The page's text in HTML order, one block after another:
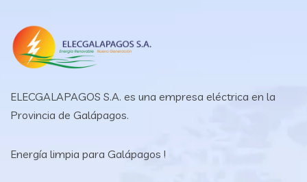
ELECGALAPAGOS S.A. es una empresa eléctrica en la
Provincia de Galápagos.
Energía limpia para Galápagos !